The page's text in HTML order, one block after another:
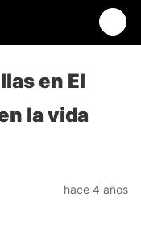
en El
la vida
hace 4 años